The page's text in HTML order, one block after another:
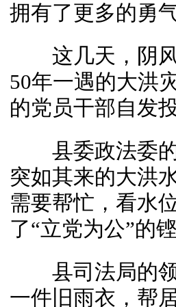
拥有了更多的勇
这几天，阴风
50年一遇的大洪
的党员干部自发
县委政法委的
突如其来的大洪
需要帮忙，看水
了“立党为公”的
县司法局的领
一件旧雨衣，帮